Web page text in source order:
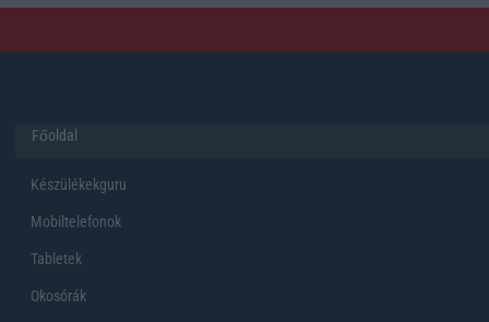
Főoldal
Készülékekguru
Mobiltelefonok
Tabletek
Okosórák